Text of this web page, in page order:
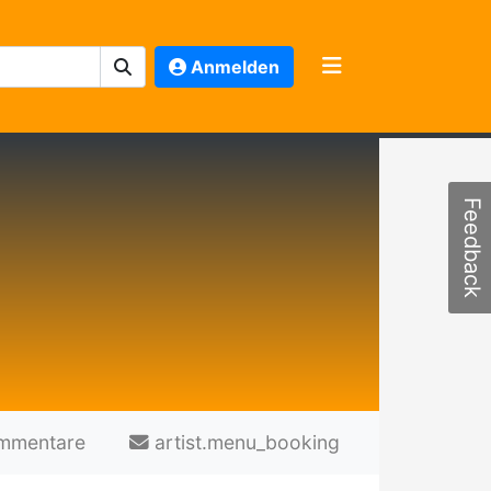
Anmelden
artist.menu_booking
Feedback